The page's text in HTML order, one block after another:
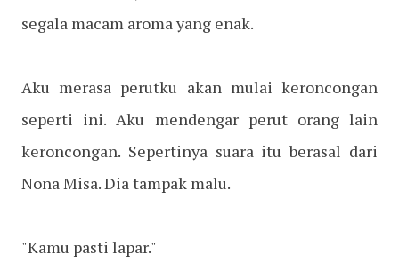
segala macam aroma yang enak.
Aku merasa perutku akan mulai keroncongan
seperti ini. Aku mendengar perut orang lain
keroncongan. Sepertinya suara itu berasal dari
Nona Misa. Dia tampak malu.
"Kamu pasti lapar."